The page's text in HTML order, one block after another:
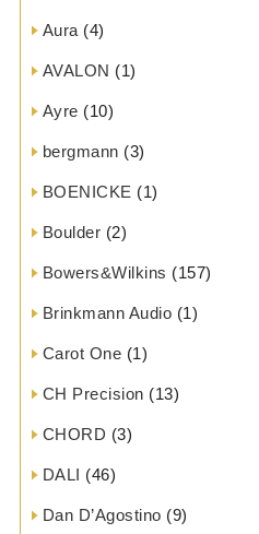
Aura (4)
AVALON (1)
Ayre (10)
bergmann (3)
BOENICKE (1)
Boulder (2)
Bowers&Wilkins (157)
Brinkmann Audio (1)
Carot One (1)
CH Precision (13)
CHORD (3)
DALI (46)
Dan D’Agostino (9)